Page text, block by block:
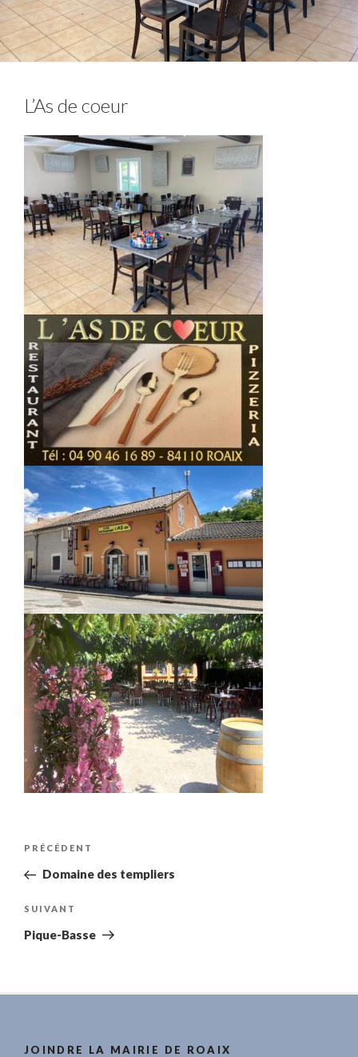
L’As de coeur
Navigation
l’article
Article
précédent
PRÉCÉDENT
Domaine des templiers
Article
suivant
SUIVANT
Pique-Basse
JOINDRE LA MAIRIE DE ROAIX